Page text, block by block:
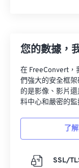
您的數據，
在 FreeConvert，
們強大的安全框
的是影像、影片
料中心和嚴密的
了
SSL/